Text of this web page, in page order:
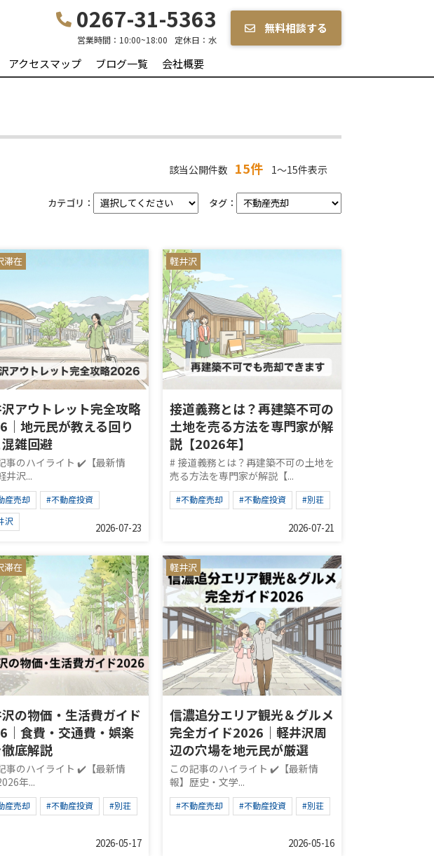
0267-31-5363
営業時間： 10:00~18:00 定休日： 水
無料相談する
アクセスマップ ブログ一覧 会社概要
該当公開件数 15件 1～15件表示
カテゴリ： タグ：
滞在
アウトレット完全攻略
｜地元民が教える回り
雑回避
事のハイライト ✔️【最新情
井沢...
産売却
#不動産投資
沢
2026-07-23
軽井沢
接道義務とは？再建築不可の
土地を売る方法を専門家が解
説【2026年】
# 接道義務とは？再建築不可の土地を
売る方法を専門家が解説【...
#不動産売却 #不動産投資 #別荘
2026-07-21
滞在
の物価・生活費ガイド
｜食費・交通費・娯楽
底解説
事のハイライト ✔️【最新情
年...
産売却 #不動産投資 #別荘
2026-05-17
軽井沢
信濃追分エリア観光＆グルメ
完全ガイド2026｜軽井沢周
辺の穴場を地元民が厳選
この記事のハイライト ✔️【最新情
報】歴史・文学...
#不動産売却 #不動産投資 #別荘
2026-05-16